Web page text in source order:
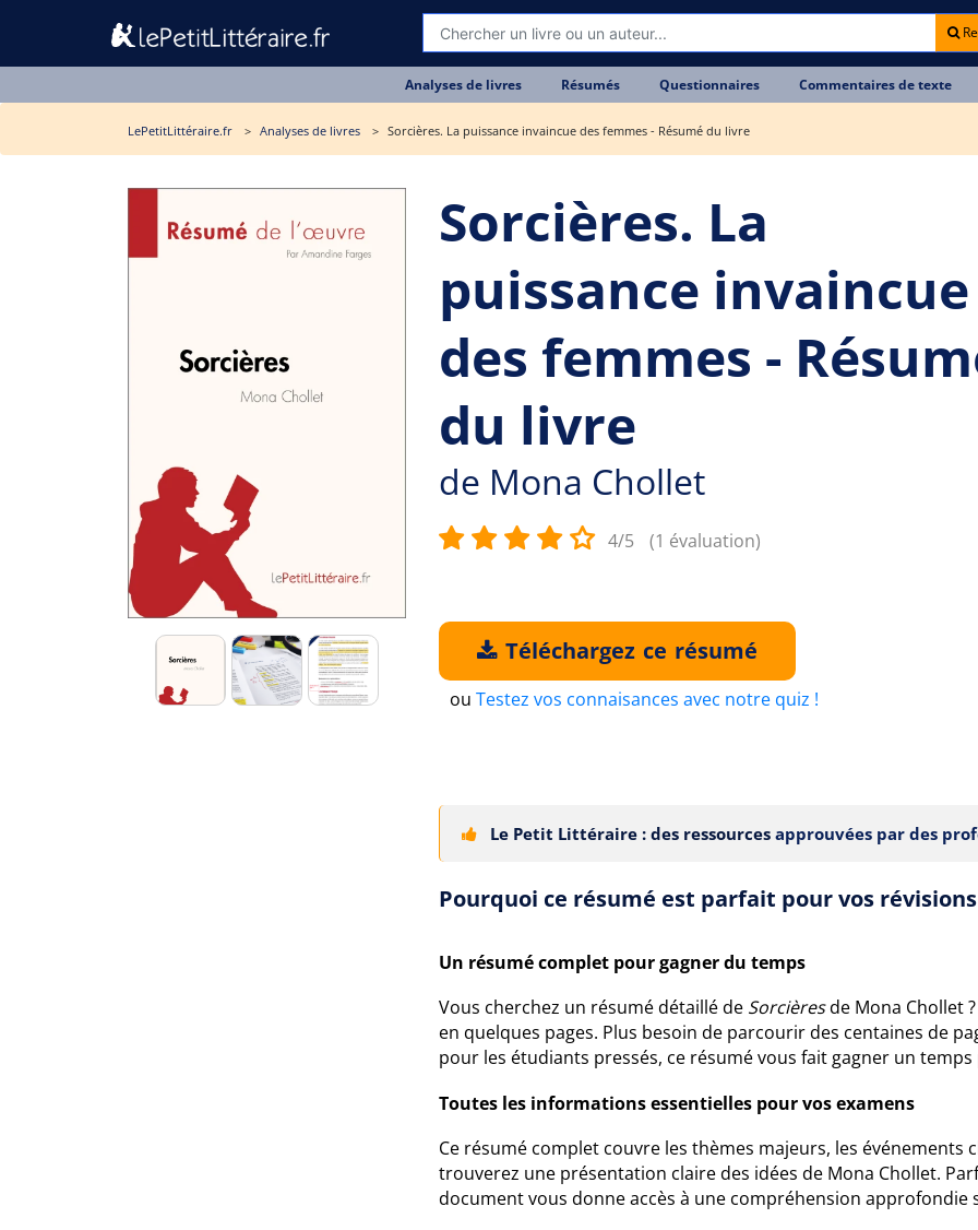
Analyses de livres Résumés Questionnaires Commentaires de texte
LePetitLittéraire.fr Analyses de livres Sorcières. La puissance invaincue des femmes - Résumé du livre
Sorcières. La
puissance invaincue
des femmes -
du livre
de Mona Chollet
4/5 (1 évaluation)
Téléchargez ce résumé
ou Testez vos connaisances avec notre quiz !
Le Petit Littéraire : des ressources approuvées par des
Pourquoi ce résumé est parfait pour vos révisions
Un résumé complet pour gagner du temps
Vous cherchez un résumé détaillé de Sorcièresde Mona Chollet
en quelques pages. Plus besoin de parcourir des centaines de
pour les étudiants pressés, ce résumé vous fait gagner un temps
Toutes les informations essentielles pour vos examens
Ce résumé complet couvre les thèmes majeurs, les événements
trouverez une présentation claire des idées de Mona Chollet.
document vous donne accès à une compréhension approfondie